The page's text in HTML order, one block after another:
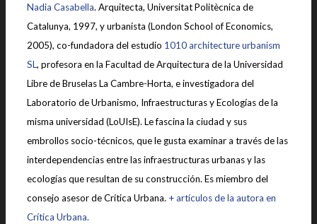
Nadia Casabella. Arquitecta, Universitat Politècnica de
Catalunya, 1997, y urbanista (London School of Economics,
2005), co-fundadora del estudio 1010 architecture urbanism
SL, profesora en la Facultad de Arquitectura de la Universidad
Libre de Bruselas La Cambre-Horta, e investigadora del
Laboratorio de Urbanismo, Infraestructuras y Ecologías de la
misma universidad (LoUIsE). Le fascina la ciudad y sus
embrollos socio-técnicos, que le gusta examinar a través de las
interdependencias entre las infraestructuras urbanas y las
ecologías que resultan de su construcción. Es miembro del
consejo asesor de Crítica Urbana. + artículos de la autora en
Crítica Urbana.